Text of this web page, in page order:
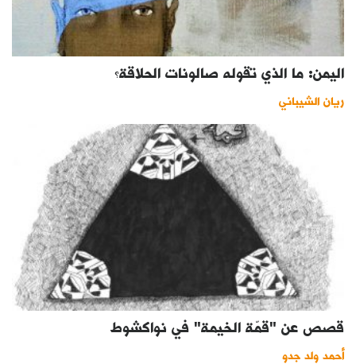
اليمن: ما الذي تقوله صالونات الحلاقة؟
ريان الشيباني
قصص عن "قمّة الخيمة" في نواكشوط
أحمد ولد جدو